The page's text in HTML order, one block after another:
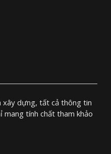
dựng, tất cả thông tin
mang tính chất tham khảo